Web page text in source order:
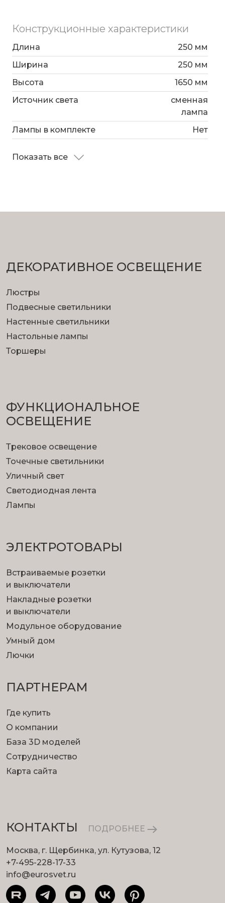
Конструкционные характеристики
Длина
250 мм
Ширина
250 мм
Высота
1650 мм
Источник света
сменная
лампа
Лампы в комплекте
Нет
Показать все
ДЕКОРАТИВНОЕ ОСВЕЩЕНИЕ
Люстры
Подвесные светильники
Настенные светильники
Настольные лампы
Торшеры
ФУНКЦИОНА­ЛЬНОЕ
ОСВЕЩЕНИЕ
Трековое освещение
Точечные светильники
Уличный свет
Светодиодная лента
Лампы
ЭЛЕКТРОТОВАРЫ
Встраиваемые розетки
и выключатели
Накладные розетки
и выключатели
Модульное оборудование
Умный дом
Лючки
ПАРТНЕРАМ
Где купить
О компании
База 3D моделей
Сотрудничество
Карта сайта
КОНТАКТЫ ПОДРОБНЕЕ
Москва, г. Щербинка, ул. Кутузова, 12
+7-495-228-17-33
info@eurosvet.ru